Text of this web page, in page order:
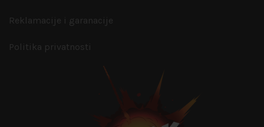
Reklamacije i garanacije
Politika privatnosti